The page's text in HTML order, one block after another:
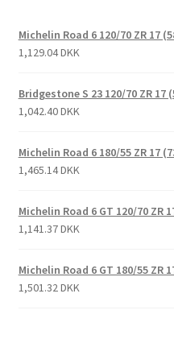
Michelin Road 6 120/70 ZR 17
1,129.04 DKK
Bridgestone S 23 120/70 ZR
1,042.40 DKK
Michelin Road 6 180/55 ZR 17
1,465.14 DKK
Michelin Road 6 GT 120/70 ZR
1,141.37 DKK
Michelin Road 6 GT 180/55 ZR
1,501.32 DKK